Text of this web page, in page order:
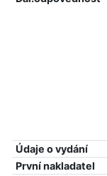
Údaje o vydání
První nakladatel